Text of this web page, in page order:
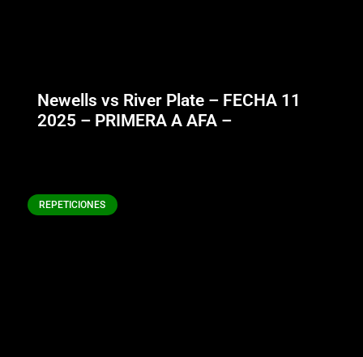
Newells vs River Plate – FECHA 11
2025 – PRIMERA A AFA –
REPETICIONES